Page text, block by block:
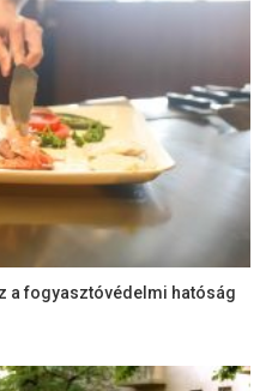
a fogyasztóvédelmi hatóság